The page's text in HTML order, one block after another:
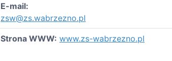
E-mail:
zsw@zs.wabrzezno.pl
Strona WWW: www.zs-wabrzezno.pl